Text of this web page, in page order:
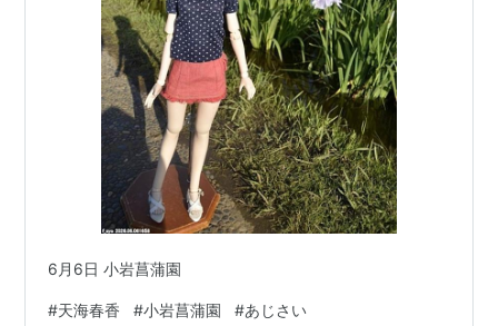
6月6日 小岩菖蒲園
#天海春香 #小岩菖蒲園 #あじさい